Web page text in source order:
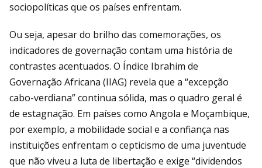
sociopolíticas que os países enfrentam.
Ou seja, apesar do brilho das comemorações, os
indicadores de governação contam uma história de
contrastes acentuados. O Índice Ibrahim de
Governação Africana (IIAG) revela que a “excepção
cabo-verdiana” continua sólida, mas o quadro geral é
de estagnação. Em países como Angola e Moçambique,
por exemplo, a mobilidade social e a confiança nas
instituições enfrentam o cepticismo de uma juventude
que não viveu a luta de libertação e exige “dividendos